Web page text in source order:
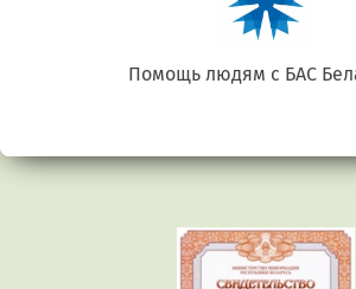
Помощь людям с БАС
Предыдущий